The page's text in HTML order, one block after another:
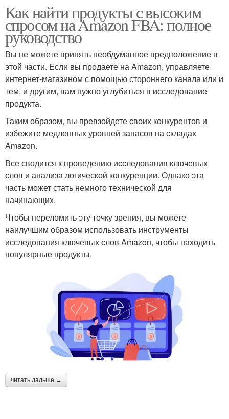
Как найти продукты с высоким
спросом на Amazon FBA: полное
руководство
Вы не можете принять необдуманное предположение в
этой части. Если вы продаете на Amazon, управляете
интернет-магазином с помощью стороннего канала или и
тем, и другим, вам нужно углубиться в исследование
продукта.
Таким образом, вы превзойдете своих конкурентов и
избежите медленных уровней запасов на складах
Amazon.
Все сводится к проведению исследования ключевых
слов и анализа логической конкуренции. Однако эта
часть может стать немного технической для
начинающих.
Чтобы переломить эту точку зрения, вы можете
наилучшим образом использовать инструменты
исследования ключевых слов Amazon, чтобы находить
популярные продукты.
читать дальше →